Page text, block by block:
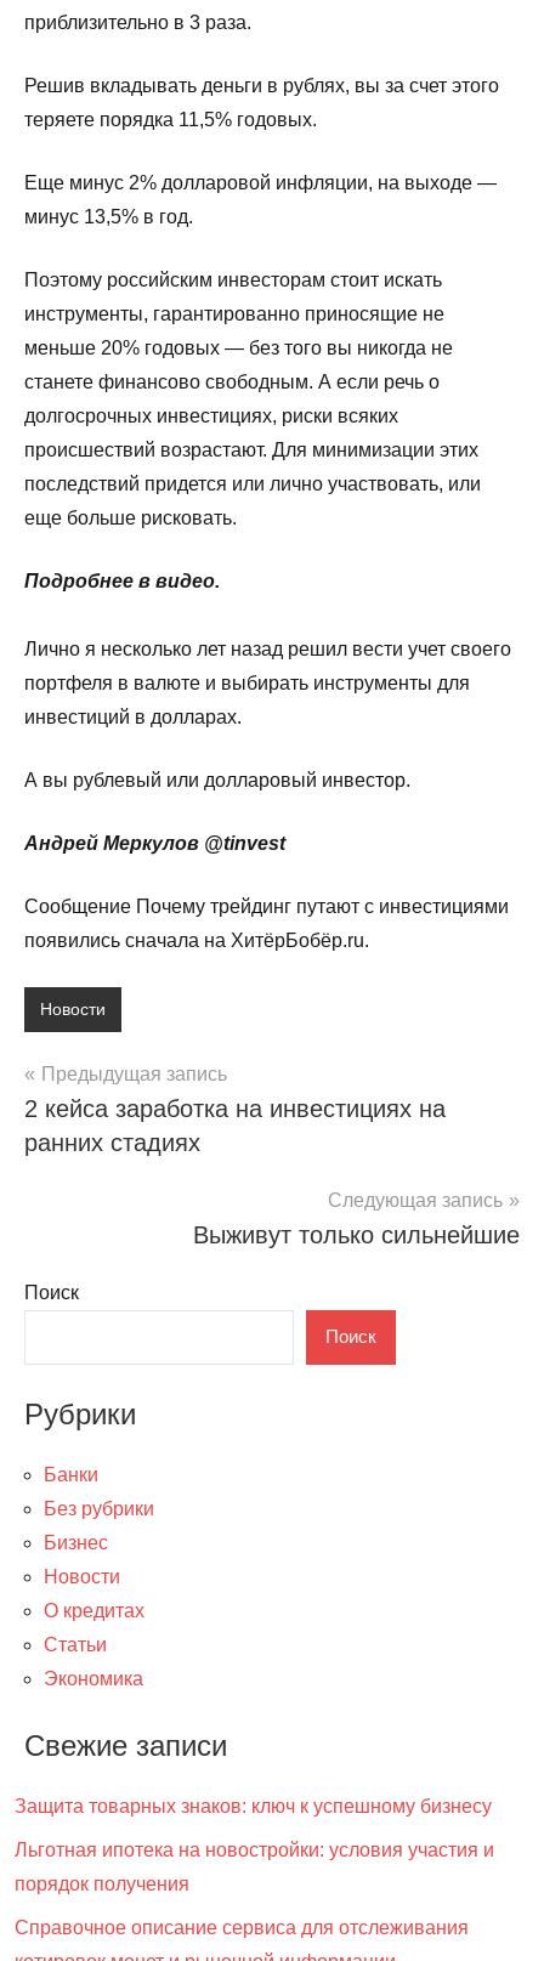
приблизительно в 3 раза.
Решив вкладывать деньги в рублях, вы за счет этого
теряете порядка 11,5% годовых.
Еще минус 2% долларовой инфляции, на выходе —
минус 13,5% в год.
Поэтому российским инвесторам стоит искать
инструменты, гарантированно приносящие не
меньше 20% годовых — без того вы никогда не
станете финансово свободным. А если речь о
долгосрочных инвестициях, риски всяких
происшествий возрастают. Для минимизации этих
последствий придется или лично участвовать, или
еще больше рисковать.
Подробнее в видео.
Лично я несколько лет назад решил вести учет своего
портфеля в валюте и выбирать инструменты для
инвестиций в долларах.
А вы рублевый или долларовый инвестор.
Андрей Меркулов @tinvest
Сообщение Почему трейдинг путают с инвестициями
появились сначала на ХитёрБобёр.ru.
Новости
Навигация
по
записям
Предыдущая запись
2 кейса заработка на инвестициях на
ранних стадиях
Следующая запись
Выживут только сильнейшие
Поиск
Поиск
Рубрики
Банки
Без рубрики
Бизнес
Новости
О кредитах
Статьи
Экономика
Свежие записи
Защита товарных знаков: ключ к успешному бизнесу
Льготная ипотека на новостройки: условия участия и
порядок получения
Справочное описание сервиса для отслеживания